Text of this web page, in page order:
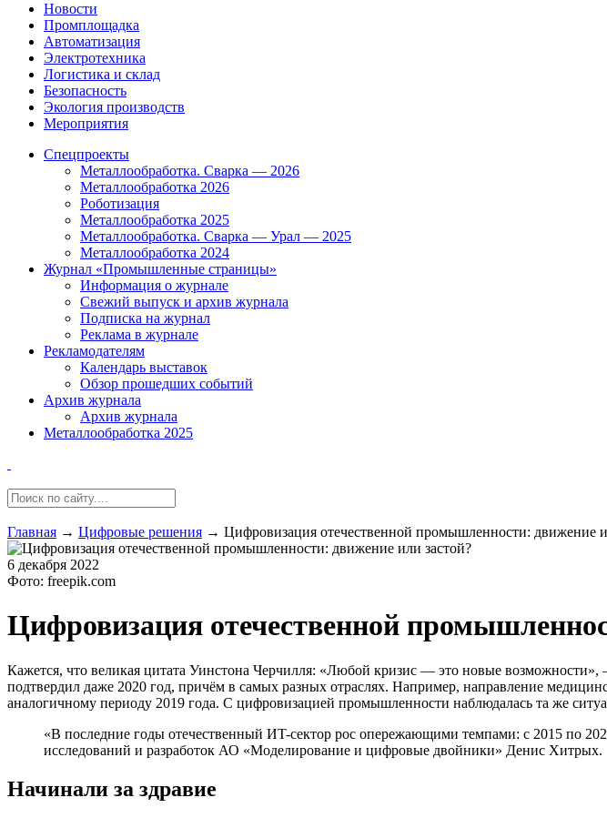
Новости
Промплощадка
Автоматизация
Электротехника
Логистика и склад
Безопасность
Экология производств
Мероприятия
Спецпроекты
Металлообработка. Сварка — 2026
Металлообработка 2026
Роботизация
Металлообработка 2025
Металлообработка. Сварка — Урал — 2025
Металлообработка 2024
Журнал «Промышленные страницы»
Информация о журнале
Свежий выпуск и архив журнала
Подписка на журнал
Реклама в журнале
Рекламодателям
Календарь выставок
Обзор прошедших событий
Архив журнала
Архив журнала
Металлообработка 2025
Главная → Цифровые решения → Цифровизация отечественной промышленности: движение
6 декабря 2022
Фото: freepik.com
Цифровизация отечественной
Кажется, что великая цитата Уинстона Черчилля: «Любой кризис — это новые
подтвердил даже 2020 год, причём в самых разных отраслях. Например, направление
аналогичному периоду 2019 года. С цифровизацией промышленности наблюдалась та же
«В последние годы отечественный ИT-сектор рос опережающими темпами: с 2015 по
исследований и разработок АО «Моделирование и цифровые двойники» Денис Хитрых.
Начинали за здравие